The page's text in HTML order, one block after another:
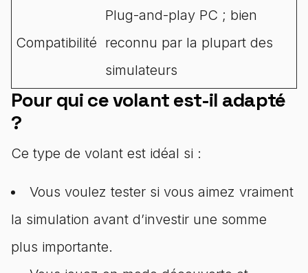
Compatibilité
Plug-and-play PC ; bien
reconnu par la plupart des
simulateurs
Pour qui ce volant est-il adapté
?
Ce type de volant est idéal si :
Vous voulez tester si vous aimez vraiment
la simulation avant d’investir une somme
plus importante.